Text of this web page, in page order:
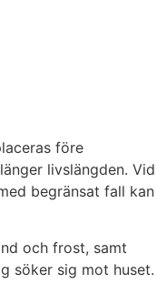
före
livslängden. Vid
begränsat fall kan
och frost, samt
söker sig mot huset.